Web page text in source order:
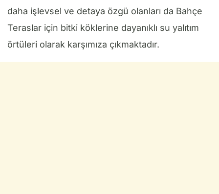
daha işlevsel ve detaya özgü olanları da Bahçe
Teraslar için bitki köklerine dayanıklı su yalıtım
örtüleri olarak karşımıza çıkmaktadır.